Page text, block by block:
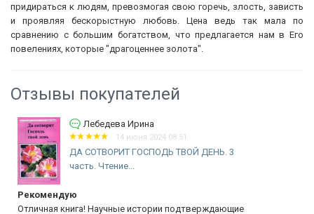
придираться к людям, превозмогая свою горечь, злость, зависть
и проявляя бескорыстную любовь. Цена ведь так мала по
сравнению с большим богатством, что предлагается нам в Его
повелениях, которые "драгоценнее золота".
Отзывы покупателей
Лебедева Ирина
14 июня 2024 08:51
ДА СОТВОРИТ ГОСПОДЬ ТВОЙ ДЕНЬ. 3
часть. Чтение...
Рекомендую
Отличная книга! Научные истории подтверждающие